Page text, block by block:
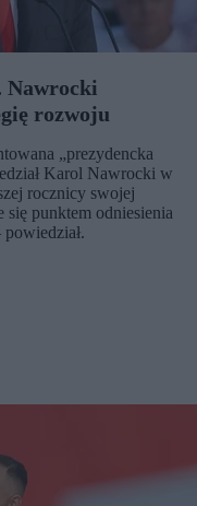
Nawrocki
rozwoju
„prezydencka
Karol Nawrocki w
rocznicy swojej
się punktem odniesienia